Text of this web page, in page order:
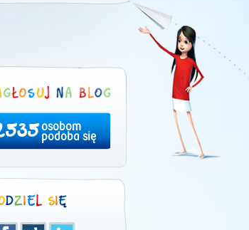
osobom
podoba się